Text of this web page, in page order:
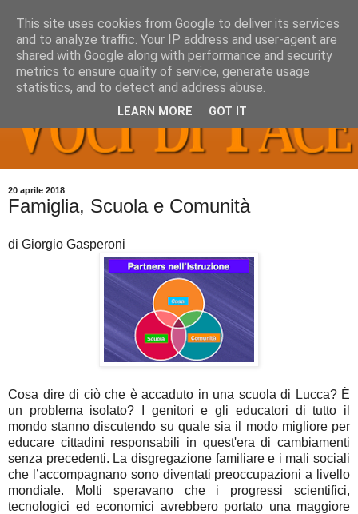
20 aprile 2018
Famiglia, Scuola e Comunità
di Giorgio Gasperoni
Cosa dire di ciò che è accaduto in una scuola di Lucca? È
un problema isolato? I genitori e gli educatori di tutto il
mondo stanno discutendo su quale sia il modo migliore per
educare cittadini responsabili in quest'era di cambiamenti
senza precedenti. La disgregazione familiare e i mali sociali
che l’accompagnano sono diventati preoccupazioni a livello
mondiale. Molti speravano che i progressi scientifici,
tecnologici ed economici avrebbero portato una maggiore
This site uses cookies from Google to deliver its services
and to analyze traffic. Your IP address and user-agent are
shared with Google along with performance and security
metrics to ensure quality of service, generate usage
statistics, and to detect and address abuse.
LEARN MORE GOT IT